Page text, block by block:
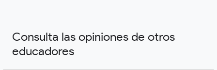
Consulta las opiniones de otros
educadores